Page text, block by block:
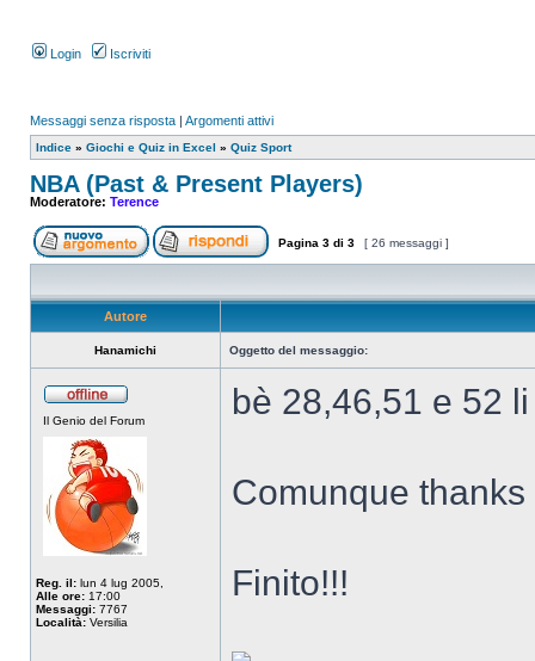
Login Iscriviti
Messaggi senza risposta | Argomenti attivi
Indice » Giochi e Quiz in Excel » Quiz Sport
NBA (Past & Present Players)
Moderatore: Terence
Pagina 3 di 3 [ 26 messaggi ]
Autore
Hanamichi Oggetto del messaggio:
Il Genio del Forum
Reg. il: lun 4 lug 2005,
Alle ore: 17:00
Messaggi: 7767
Località: Versilia
bè 28,46,51 e 52
Comunque thanks
Finito!!!